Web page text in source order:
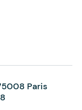
Paris